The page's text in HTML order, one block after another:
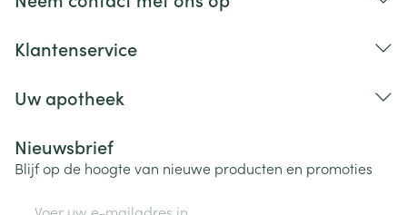
Klantenservice
Uw apotheek
Nieuwsbrief
Blijf op de hoogte van nieuwe producten en promoties